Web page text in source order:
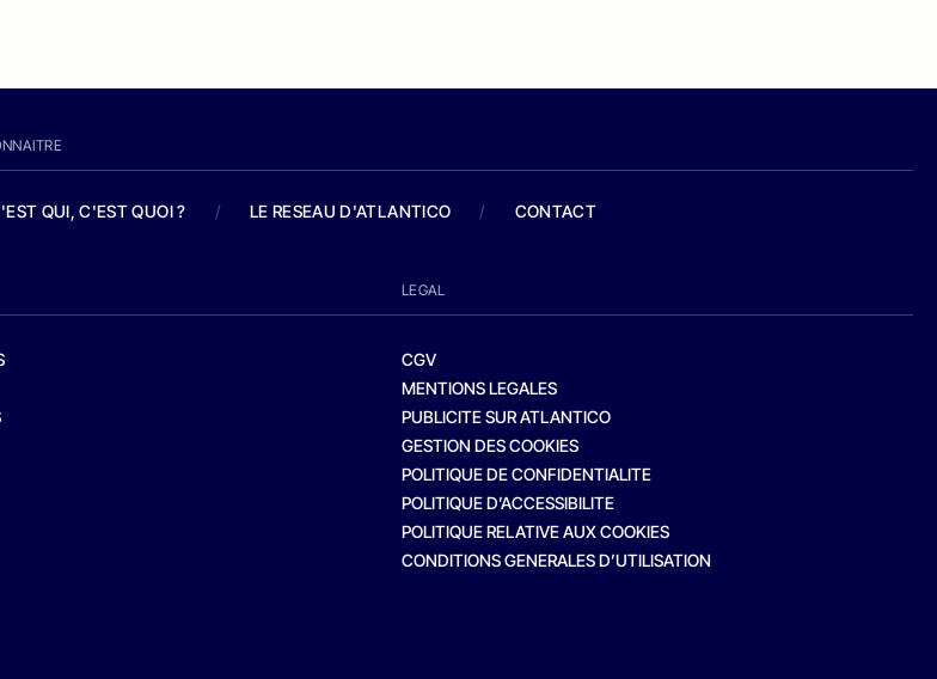
QUI, C'EST QUOI ? / LE RESEAU D'ATLANTICO / CONTACT
LEGAL
CGV
MENTIONS LEGALES
PUBLICITE SUR ATLANTICO
GESTION DES COOKIES
POLITIQUE DE CONFIDENTIALITE
POLITIQUE D’ACCESSIBILITE
POLITIQUE RELATIVE AUX COOKIES
CONDITIONS GENERALES D’UTILISATION